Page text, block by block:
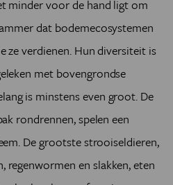
minder voor de hand ligt om
dat bodemecosystemen
ze verdienen. Hun diversiteit is
met bovengrondse
is minstens even groot. De
rondrennen, spelen een
De grootste strooiseldieren,
regenwormen en slakken, eten